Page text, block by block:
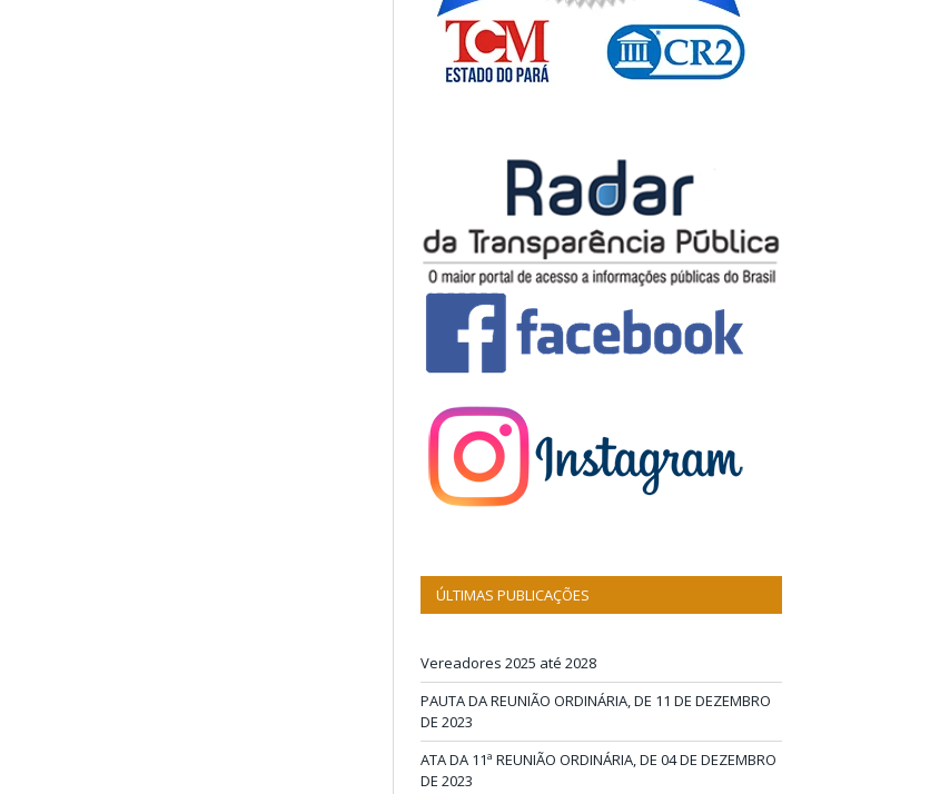
ÚLTIMAS PUBLICAÇÕES
Vereadores 2025 até 2028
PAUTA DA REUNIÃO ORDINÁRIA, DE 11 DE DEZEMBRO
DE 2023
ATA DA 11ª REUNIÃO ORDINÁRIA, DE 04 DE DEZEMBRO
DE 2023